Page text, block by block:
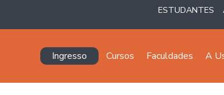
ESTUDANTES
Navegación principal
Ingresso Cursos Faculdades A